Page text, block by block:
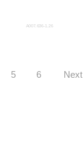
A007.636-1.26
5 6 Next